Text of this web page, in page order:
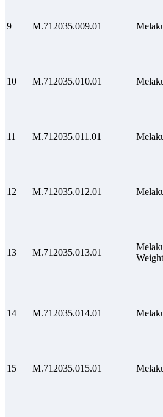
9 M.712035.009.01
10 M.712035.010.01
11 M.712035.011.01
12 M.712035.012.01
13 M.712035.013.01
14 M.712035.014.01
15 M.712035.015.01